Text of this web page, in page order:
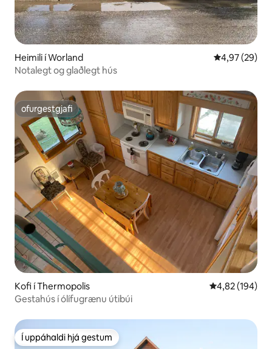
Heimili í Worland 4,97 af 5 í
4,97 (29)
Notalegt og glaðlegt hús
ofurgestgjafi
ofurgestgjafi
Kofi í Thermopolis 4,82 af 5 í
4,82 (194)
Gestahús í ólífugrænu útibúi
Í uppáhaldi hjá gestum
Í uppáhaldi hjá gestum